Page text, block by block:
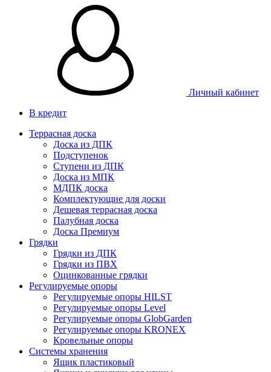
Личный кабинет
В кредит
Террасная доска
Доска из ДПК
Подступенок
Ступени из ДПК
Доска из МПК
МДПК доска
Комплектующие для доски
Дешевая террасная доска
Палубная доска
Доска Премиум
Грядки
Грядки из ДПК
Грядки из ПВХ
Оцинкованные грядки
Регулируемые опоры
Регулируемые опоры HILST
Регулируемые опоры Level
Регулируемые опоры GlobGarden
Регулируемые опоры KRONEX
Кровельные опоры
Системы хранения
Ящик пластиковый